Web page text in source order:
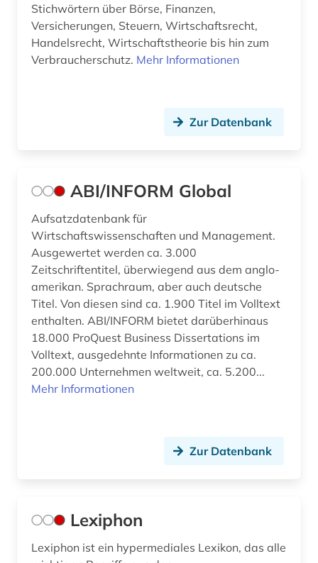
Stichwörtern über Börse, Finanzen,
Versicherungen, Steuern, Wirtschaftsrecht,
Handelsrecht, Wirtschaftstheorie bis hin zum
Verbraucherschutz. Mehr Informationen
Zur Datenbank
ABI/INFORM Global
Aufsatzdatenbank für
Wirtschaftswissenschaften und Management.
Ausgewertet werden ca. 3.000
Zeitschriftentitel, überwiegend aus dem anglo-
amerikan. Sprachraum, aber auch deutsche
Titel. Von diesen sind ca. 1.900 Titel im Volltext
enthalten. ABI/INFORM bietet darüberhinaus
18.000 ProQuest Business Dissertations im
Volltext, ausgedehnte Informationen zu ca.
200.000 Unternehmen weltweit, ca. 5.200...
Mehr Informationen
Zur Datenbank
Lexiphon
Lexiphon ist ein hypermediales Lexikon, das alle